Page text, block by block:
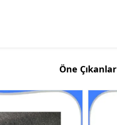
Öne Çıkanlar